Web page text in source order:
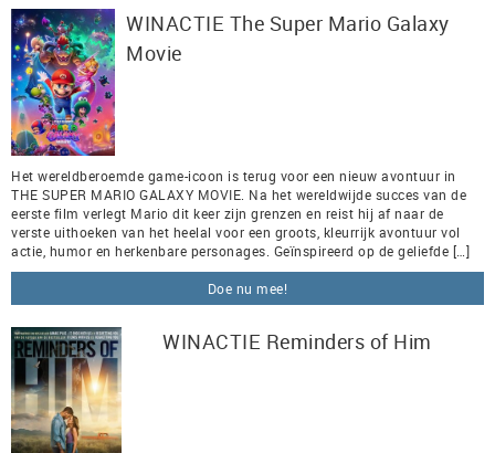
WINACTIE The Super Mario Galaxy
Movie
Het wereldberoemde game-icoon is terug voor een nieuw avontuur in
THE SUPER MARIO GALAXY MOVIE. Na het wereldwijde succes van de
eerste film verlegt Mario dit keer zijn grenzen en reist hij af naar de
verste uithoeken van het heelal voor een groots, kleurrijk avontuur vol
actie, humor en herkenbare personages. Geïnspireerd op de geliefde […]
Doe nu mee!
WINACTIE Reminders of Him